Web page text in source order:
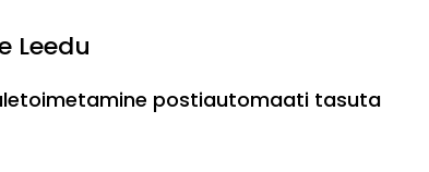
Leedu
postiautomaati tasuta